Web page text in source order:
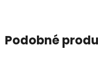
Podobné